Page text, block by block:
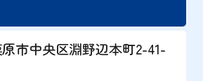
市中央区淵野辺本町2-41-